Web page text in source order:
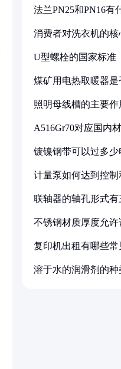
法兰PN25和PN16有
消费者对洗衣机的
U型螺栓的国家标准
煤矿用电热取暖器
照明母线槽的主要作
A516Gr70对应国内
镀镍钢带可以过多少
计量泵如何达到控
联轴器的轴孔形式
不锈钢材质厚度允
复印机出租有哪些常
溶于水的润滑剂的种